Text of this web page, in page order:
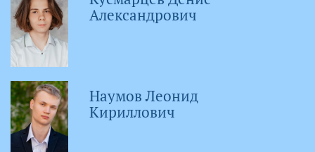
Александрович
Наумов Леонид
Кириллович